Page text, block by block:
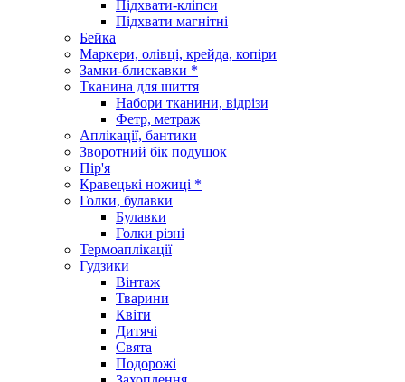
Підхвати-кліпси
Підхвати магнітні
Бейка
Маркери, олівці, крейда, копіри
Замки-блискавки *
Тканина для шиття
Набори тканини, відрізи
Фетр, метраж
Аплікації, бантики
Зворотний бік подушок
Пір'я
Кравецькі ножиці *
Голки, булавки
Булавки
Голки різні
Термоаплікації
Гудзики
Вінтаж
Тварини
Квіти
Дитячі
Свята
Подорожі